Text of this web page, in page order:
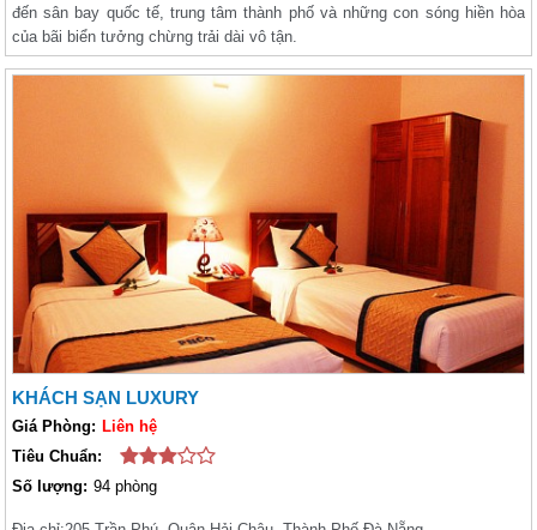
đến sân bay quốc tế, trung tâm thành phố và những con sóng hiền hòa
của bãi biển tưởng chừng trải dài vô tận.
KHÁCH SẠN LUXURY
Giá Phòng: Liên hệ
Tiêu Chuẩn:
Số lượng: 94 phòng